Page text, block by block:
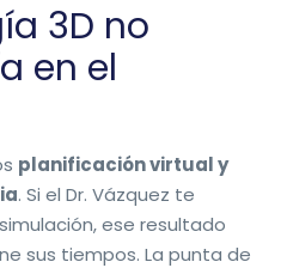
3D no
en el
planificación virtual y
. Si el Dr. Vázquez te
ese resultado
sus tiempos. La punta de